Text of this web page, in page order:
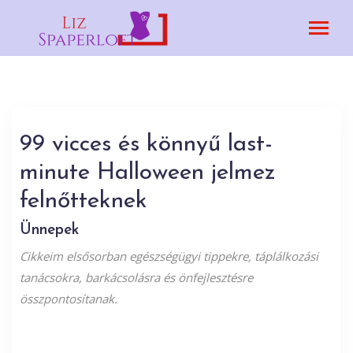
99 vicces és könnyű last-
minute Halloween jelmez
felnőtteknek
Ünnepek
Cikkeim elsősorban egészségügyi tippekre, táplálkozási
tanácsokra, barkácsolásra és önfejlesztésre
összpontosítanak.